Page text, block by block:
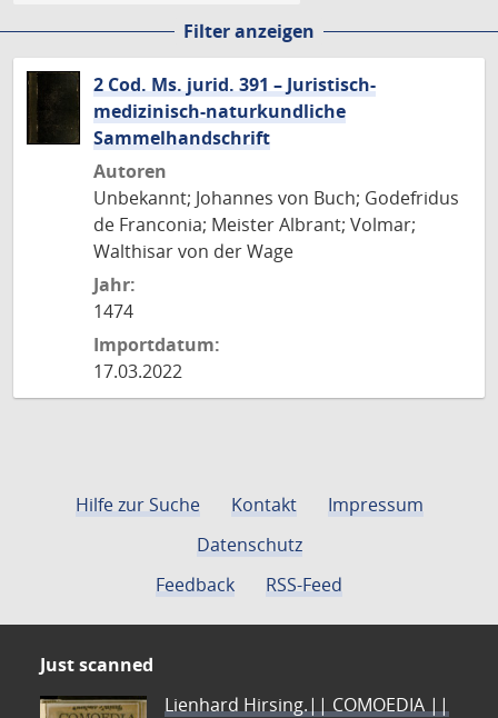
Filter anzeigen
2 Cod. Ms. jurid. 391 – Juristisch-
medizinisch-naturkundliche
Sammelhandschrift
Autoren
Unbekannt; Johannes von Buch; Godefridus
de Franconia; Meister Albrant; Volmar;
Walthisar von der Wage
Jahr:
1474
Importdatum:
17.03.2022
Hilfe zur Suche Kontakt
Impressum
Datenschutz
Feedback
RSS-Feed
Just scanned
Lienhard Hirsing.|| COMOEDIA ||